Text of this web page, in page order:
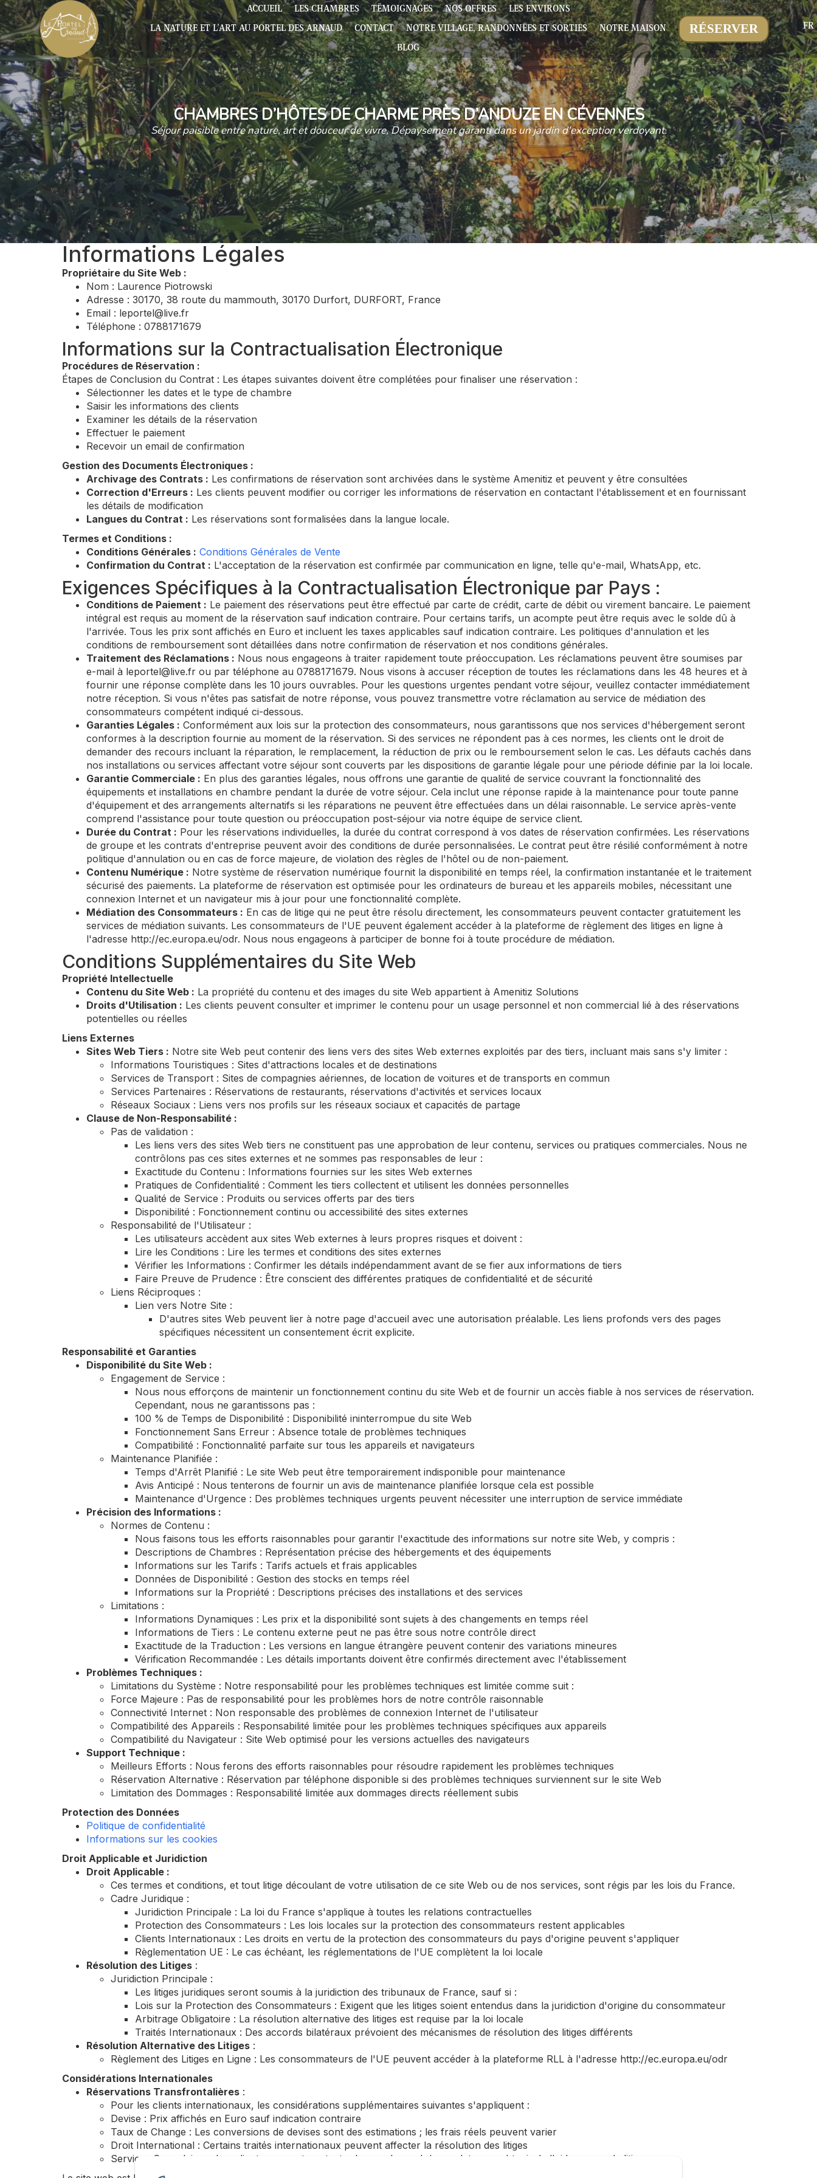
ACCUEIL LES CHAMBRES TÉMOIGNAGES NOS OFFRES
LES ENVIRONS
LA NATURE ET L’ART AU PORTEL DES ARNAUD
CONTACT NOTRE VILLAGE, RANDONNÉES ET SORTIES
NOTRE MAISON
BLOG
RÉSERVER FR
CHAMBRES D’HÔTES DE CHARME PRÈS D’ANDUZE EN CÉVENNES
Séjour paisible entre nature, art et douceur de vivre, Dépaysement garanti dans un jardin d'exception verdoyant.
Informations Légales
Propriétaire du Site Web :
Nom : Laurence Piotrowski
Adresse : 30170, 38 route du mammouth, 30170 Durfort, DURFORT, France
Email : leportel@live.fr
Téléphone : 0788171679
Informations sur la Contractualisation Électronique
Procédures de Réservation :
Étapes de Conclusion du Contrat : Les étapes suivantes doivent être complétées pour finaliser une réservation :
Sélectionner les dates et le type de chambre
Saisir les informations des clients
Examiner les détails de la réservation
Effectuer le paiement
Recevoir un email de confirmation
Gestion des Documents Électroniques :
Archivage des Contrats : Les confirmations de réservation sont archivées dans le système Amenitiz et peuvent y être consultées
Correction d'Erreurs : Les clients peuvent modifier ou corriger les informations de réservation en contactant l'établissement et en fournissant
les détails de modification
Langues du Contrat : Les réservations sont formalisées dans la langue locale.
Termes et Conditions :
Conditions Générales : Conditions Générales de Vente
Confirmation du Contrat : L'acceptation de la réservation est confirmée par communication en ligne, telle qu'e-mail, WhatsApp, etc.
Exigences Spécifiques à la Contractualisation Électronique par Pays :
Conditions de Paiement : Le paiement des réservations peut être effectué par carte de crédit, carte de débit ou virement bancaire. Le paiement
intégral est requis au moment de la réservation sauf indication contraire. Pour certains tarifs, un acompte peut être requis avec le solde dû à
l'arrivée. Tous les prix sont affichés en Euro et incluent les taxes applicables sauf indication contraire. Les politiques d'annulation et les
conditions de remboursement sont détaillées dans notre confirmation de réservation et nos conditions générales.
Traitement des Réclamations : Nous nous engageons à traiter rapidement toute préoccupation. Les réclamations peuvent être soumises par
e-mail à leportel@live.fr ou par téléphone au 0788171679. Nous visons à accuser réception de toutes les réclamations dans les 48 heures et à
fournir une réponse complète dans les 10 jours ouvrables. Pour les questions urgentes pendant votre séjour, veuillez contacter immédiatement
notre réception. Si vous n'êtes pas satisfait de notre réponse, vous pouvez transmettre votre réclamation au service de médiation des
consommateurs compétent indiqué ci-dessous.
Garanties Légales : Conformément aux lois sur la protection des consommateurs, nous garantissons que nos services d'hébergement seront
conformes à la description fournie au moment de la réservation. Si des services ne répondent pas à ces normes, les clients ont le droit de
demander des recours incluant la réparation, le remplacement, la réduction de prix ou le remboursement selon le cas. Les défauts cachés dans
nos installations ou services affectant votre séjour sont couverts par les dispositions de garantie légale pour une période définie par la loi locale.
Garantie Commerciale : En plus des garanties légales, nous offrons une garantie de qualité de service couvrant la fonctionnalité des
équipements et installations en chambre pendant la durée de votre séjour. Cela inclut une réponse rapide à la maintenance pour toute panne
d'équipement et des arrangements alternatifs si les réparations ne peuvent être effectuées dans un délai raisonnable. Le service après-vente
comprend l'assistance pour toute question ou préoccupation post-séjour via notre équipe de service client.
Durée du Contrat : Pour les réservations individuelles, la durée du contrat correspond à vos dates de réservation confirmées. Les réservations
de groupe et les contrats d'entreprise peuvent avoir des conditions de durée personnalisées. Le contrat peut être résilié conformément à notre
politique d'annulation ou en cas de force majeure, de violation des règles de l'hôtel ou de non-paiement.
Contenu Numérique : Notre système de réservation numérique fournit la disponibilité en temps réel, la confirmation instantanée et le traitement
sécurisé des paiements. La plateforme de réservation est optimisée pour les ordinateurs de bureau et les appareils mobiles, nécessitant une
connexion Internet et un navigateur mis à jour pour une fonctionnalité complète.
Médiation des Consommateurs : En cas de litige qui ne peut être résolu directement, les consommateurs peuvent contacter gratuitement les
services de médiation suivants. Les consommateurs de l'UE peuvent également accéder à la plateforme de règlement des litiges en ligne à
l'adresse http://ec.europa.eu/odr. Nous nous engageons à participer de bonne foi à toute procédure de médiation.
Conditions Supplémentaires du Site Web
Propriété Intellectuelle
Contenu du Site Web : La propriété du contenu et des images du site Web appartient à Amenitiz Solutions
Droits d'Utilisation : Les clients peuvent consulter et imprimer le contenu pour un usage personnel et non commercial lié à des réservations
potentielles ou réelles
Liens Externes
Sites Web Tiers : Notre site Web peut contenir des liens vers des sites Web externes exploités par des tiers, incluant mais sans s'y limiter :
Informations Touristiques : Sites d'attractions locales et de destinations
Services de Transport : Sites de compagnies aériennes, de location de voitures et de transports en commun
Services Partenaires : Réservations de restaurants, réservations d'activités et services locaux
Réseaux Sociaux : Liens vers nos profils sur les réseaux sociaux et capacités de partage
Clause de Non-Responsabilité :
Pas de validation :
Les liens vers des sites Web tiers ne constituent pas une approbation de leur contenu, services ou pratiques commerciales. Nous ne
contrôlons pas ces sites externes et ne sommes pas responsables de leur :
Exactitude du Contenu : Informations fournies sur les sites Web externes
Pratiques de Confidentialité : Comment les tiers collectent et utilisent les données personnelles
Qualité de Service : Produits ou services offerts par des tiers
Disponibilité : Fonctionnement continu ou accessibilité des sites externes
Responsabilité de l'Utilisateur :
Les utilisateurs accèdent aux sites Web externes à leurs propres risques et doivent :
Lire les Conditions : Lire les termes et conditions des sites externes
Vérifier les Informations : Confirmer les détails indépendamment avant de se fier aux informations de tiers
Faire Preuve de Prudence : Être conscient des différentes pratiques de confidentialité et de sécurité
Liens Réciproques :
Lien vers Notre Site :
D'autres sites Web peuvent lier à notre page d'accueil avec une autorisation préalable. Les liens profonds vers des pages
spécifiques nécessitent un consentement écrit explicite.
Responsabilité et Garanties
Disponibilité du Site Web :
Engagement de Service :
Nous nous efforçons de maintenir un fonctionnement continu du site Web et de fournir un accès fiable à nos services de réservation.
Cependant, nous ne garantissons pas :
100 % de Temps de Disponibilité : Disponibilité ininterrompue du site Web
Fonctionnement Sans Erreur : Absence totale de problèmes techniques
Compatibilité : Fonctionnalité parfaite sur tous les appareils et navigateurs
Maintenance Planifiée :
Temps d'Arrêt Planifié : Le site Web peut être temporairement indisponible pour maintenance
Avis Anticipé : Nous tenterons de fournir un avis de maintenance planifiée lorsque cela est possible
Maintenance d'Urgence : Des problèmes techniques urgents peuvent nécessiter une interruption de service immédiate
Précision des Informations :
Normes de Contenu :
Nous faisons tous les efforts raisonnables pour garantir l'exactitude des informations sur notre site Web, y compris :
Descriptions de Chambres : Représentation précise des hébergements et des équipements
Informations sur les Tarifs : Tarifs actuels et frais applicables
Données de Disponibilité : Gestion des stocks en temps réel
Informations sur la Propriété : Descriptions précises des installations et des services
Limitations :
Informations Dynamiques : Les prix et la disponibilité sont sujets à des changements en temps réel
Informations de Tiers : Le contenu externe peut ne pas être sous notre contrôle direct
Exactitude de la Traduction : Les versions en langue étrangère peuvent contenir des variations mineures
Vérification Recommandée : Les détails importants doivent être confirmés directement avec l'établissement
Problèmes Techniques :
Limitations du Système : Notre responsabilité pour les problèmes techniques est limitée comme suit :
Force Majeure : Pas de responsabilité pour les problèmes hors de notre contrôle raisonnable
Connectivité Internet : Non responsable des problèmes de connexion Internet de l'utilisateur
Compatibilité des Appareils : Responsabilité limitée pour les problèmes techniques spécifiques aux appareils
Compatibilité du Navigateur : Site Web optimisé pour les versions actuelles des navigateurs
Support Technique :
Meilleurs Efforts : Nous ferons des efforts raisonnables pour résoudre rapidement les problèmes techniques
Réservation Alternative : Réservation par téléphone disponible si des problèmes techniques surviennent sur le site Web
Limitation des Dommages : Responsabilité limitée aux dommages directs réellement subis
Protection des Données
Politique de confidentialité
Informations sur les cookies
Droit Applicable et Juridiction
Droit Applicable :
Ces termes et conditions, et tout litige découlant de votre utilisation de ce site Web ou de nos services, sont régis par les lois du France.
Cadre Juridique :
Juridiction Principale : La loi du France s'applique à toutes les relations contractuelles
Protection des Consommateurs : Les lois locales sur la protection des consommateurs restent applicables
Clients Internationaux : Les droits en vertu de la protection des consommateurs du pays d'origine peuvent s'appliquer
Règlementation UE : Le cas échéant, les réglementations de l'UE complètent la loi locale
Résolution des Litiges :
Juridiction Principale :
Les litiges juridiques seront soumis à la juridiction des tribunaux de France, sauf si :
Lois sur la Protection des Consommateurs : Exigent que les litiges soient entendus dans la juridiction d'origine du consommateur
Arbitrage Obligatoire : La résolution alternative des litiges est requise par la loi locale
Traités Internationaux : Des accords bilatéraux prévoient des mécanismes de résolution des litiges différents
Résolution Alternative des Litiges :
Règlement des Litiges en Ligne : Les consommateurs de l'UE peuvent accéder à la plateforme RLL à l'adresse http://ec.europa.eu/odr
Considérations Internationales
Réservations Transfrontalières :
Pour les clients internationaux, les considérations supplémentaires suivantes s'appliquent :
Devise : Prix affichés en Euro sauf indication contraire
Taux de Change : Les conversions de devises sont des estimations ; les frais réels peuvent varier
Droit International : Certains traités internationaux peuvent affecter la résolution des litiges
Services Consulaires : Les clients peuvent contacter leur ambassade/consulat pour obtenir de l'aide en cas de litige